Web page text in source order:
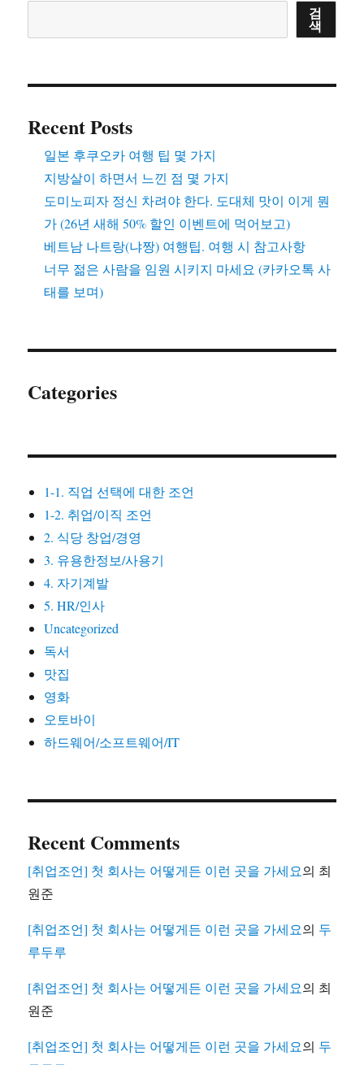
검
색
Recent Posts
일본 후쿠오카 여행 팁 몇 가지
지방살이 하면서 느낀 점 몇 가지
도미노피자 정신 차려야 한다. 도대체 맛이 이게 뭔
가 (26년 새해 50% 할인 이벤트에 먹어보고)
베트남 나트랑(냐짱) 여행팁. 여행 시 참고사항
너무 젊은 사람을 임원 시키지 마세요 (카카오톡 사
태를 보며)
Categories
1-1. 직업 선택에 대한 조언
1-2. 취업/이직 조언
2. 식당 창업/경영
3. 유용한정보/사용기
4. 자기계발
5. HR/인사
Uncategorized
독서
맛집
영화
오토바이
하드웨어/소프트웨어/IT
Recent Comments
[취업조언] 첫 회사는 어떻게든 이런 곳을 가세요의 최
원준
[취업조언] 첫 회사는 어떻게든 이런 곳을 가세요의 두
루두루
[취업조언] 첫 회사는 어떻게든 이런 곳을 가세요의 최
원준
[취업조언] 첫 회사는 어떻게든 이런 곳을 가세요의 두